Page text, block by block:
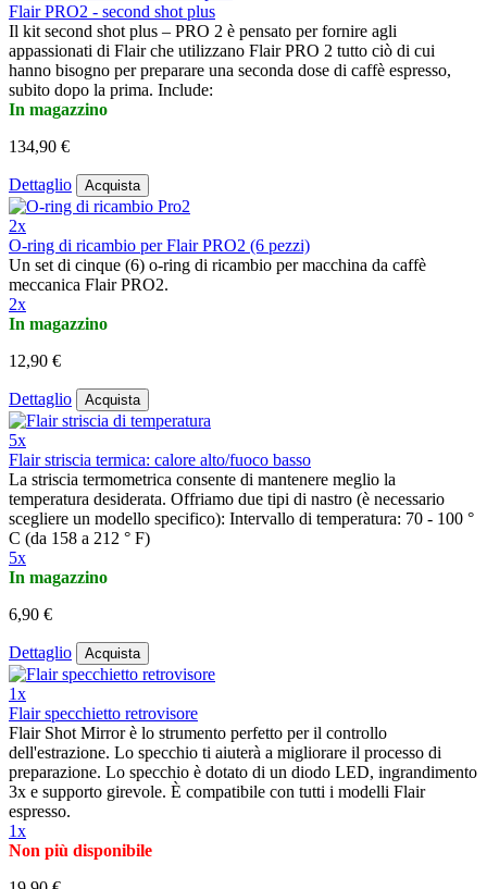
Flair PRO2 - second shot plus
Il kit second shot plus – PRO 2 è pensato per fornire agli
appassionati di Flair che utilizzano Flair PRO 2 tutto ciò di cui
hanno bisogno per preparare una seconda dose di caffè espresso,
subito dopo la prima. Include:
In magazzino
134,90 €
Dettaglio Acquista
2x
O-ring di ricambio per Flair PRO2 (6 pezzi)
Un set di cinque (6) o-ring di ricambio per macchina da caffè
meccanica Flair PRO2.
2x
In magazzino
12,90 €
Dettaglio Acquista
5x
Flair striscia termica: calore alto/fuoco basso
La striscia termometrica consente di mantenere meglio la
temperatura desiderata. Offriamo due tipi di nastro (è necessario
scegliere un modello specifico): Intervallo di temperatura: 70 - 100 °
C (da 158 a 212 ° F)
5x
In magazzino
6,90 €
Dettaglio Acquista
1x
Flair specchietto retrovisore
Flair Shot Mirror è lo strumento perfetto per il controllo
dell'estrazione. Lo specchio ti aiuterà a migliorare il processo di
preparazione. Lo specchio è dotato di un diodo LED, ingrandimento
3x e supporto girevole. È compatibile con tutti i modelli Flair
espresso.
1x
Non più disponibile